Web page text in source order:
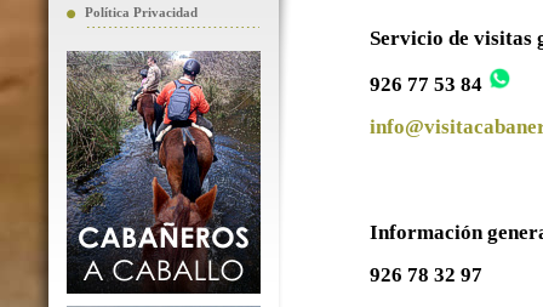
Política Privacidad
Servicio de visitas
926 77 53 84
Información
926 78 32 97